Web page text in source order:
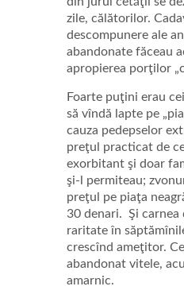
zile, călătorilor.
descompunere ale
abandonate făceau
apropierea porţilor
Foarte puţini erau
să vîndă lapte pe
cauza pedepselor
preţul practicat de
exorbitant şi doar
şi-l permiteau;
preţul pe piaţa
30 denari. Şi carnea
raritate în
crescînd ameţitor.
abandonat vitele,
amarnic.